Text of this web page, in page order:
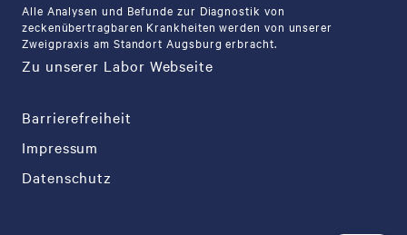
Alle Analysen und Befunde zur Diagnostik von
zeckenübertragbaren Krankheiten werden von unserer
Zweigpraxis am Standort Augsburg erbracht.
Zu unserer Labor Webseite
Barrierefreiheit
Impressum
Datenschutz